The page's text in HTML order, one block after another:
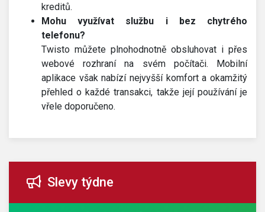
kreditů.
Mohu využívat službu i bez chytrého
telefonu?
Twisto můžete plnohodnotně obsluhovat i přes
webové rozhraní na svém počítači. Mobilní
aplikace však nabízí nejvyšší komfort a okamžitý
přehled o každé transakci, takže její používání je
vřele doporučeno.
Slevy týdne